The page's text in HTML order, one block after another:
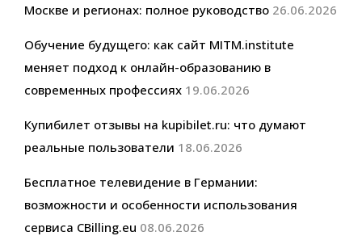
Москве и регионах: полное руководство 26.06.2026
Обучение будущего: как сайт MITM.institute
меняет подход к онлайн-образованию в
современных профессиях 19.06.2026
Купибилет отзывы на kupibilet.ru: что думают
реальные пользователи 18.06.2026
Бесплатное телевидение в Германии:
возможности и особенности использования
сервиса CBilling.eu 08.06.2026